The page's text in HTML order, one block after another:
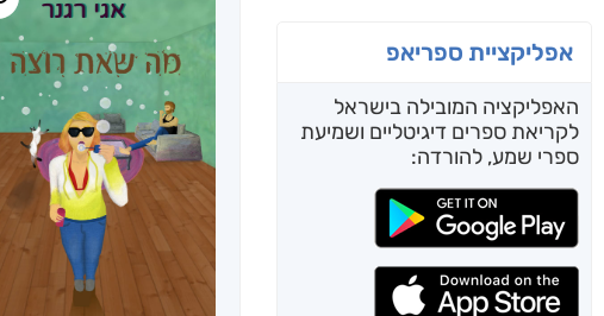
אפליקציית ספריאפ
האפליקציה המובילה בישראל
לקריאת ספרים דיגיטליים ושמיעת
ספרי שמע, להורדה: